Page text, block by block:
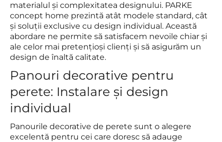
materialul și complexitatea designului. PARKE
concept home prezintă atât modele standard, cât
și soluții exclusive cu design individual. Această
abordare ne permite să satisfacem nevoile chiar și
ale celor mai pretențioși clienți și să asigurăm un
design de înaltă calitate.
Panouri decorative pentru
perete: Instalare și design
individual
Panourile decorative de perete sunt o alegere
excelentă pentru cei care doresc să adauge